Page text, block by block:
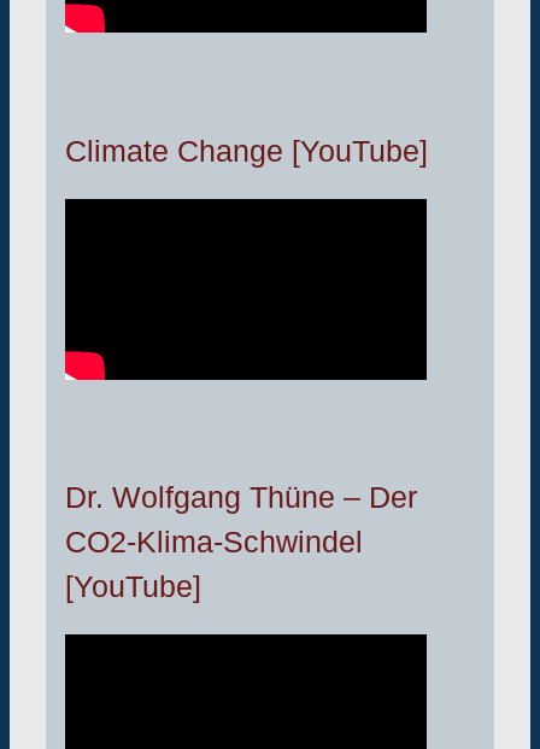
Climate Change [YouTube]
Dr. Wolfgang Thüne – Der
CO2-Klima-Schwindel
[YouTube]